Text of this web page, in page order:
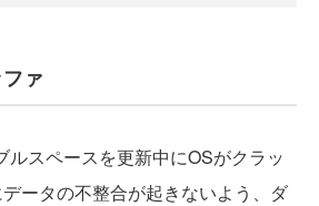
ァ
スペースを更新中にOSがクラッ
ータの不整合が起きないよう、ダ